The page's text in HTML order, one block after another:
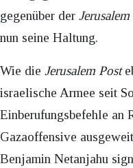
gegenüber der
nun seine Haltung.
Wie die Jerusalem Post
israelische Armee seit
Einberufungsbefehle an
Gazaoffensive
Benjamin Netanjahu